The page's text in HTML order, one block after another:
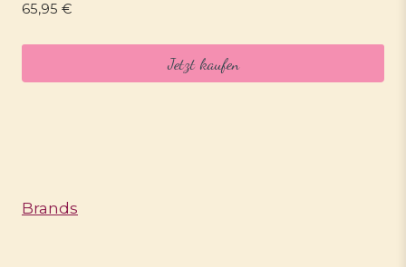
65,95 €
Jetzt kaufen
Brands